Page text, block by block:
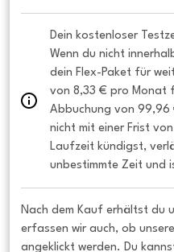
Dein kostenloser
Wenn du nicht
dein Flex-Paket für
von 8,33 € pro Monat
Abbuchung von 99,96
nicht mit einer Frist
Laufzeit kündigst,
unbestimmte Zeit und
Nach dem Kauf erhältst du
erfassen wir auch, ob
angeklickt werden. Du